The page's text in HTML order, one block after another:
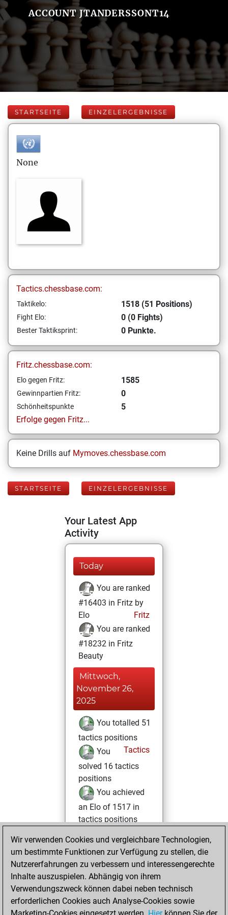
ACCOUNT JTANDERSSONT14
STARTSEITE EINZELERGEBNISSE
None
Tactics.chessbase.com:
Taktikelo: 1518 (51 Positions)
Fight Elo: 0 (0 Fights)
Bester Taktiksprint: 0 Punkte.
Fritz.chessbase.com:
Elo gegen Fritz: 1585
Gewinnpartien Fritz: 0
Schönheitspunkte
5
Erfolge gegen Fritz...
Keine Drills auf Mymoves.chessbase.com
STARTSEITE EINZELERGEBNISSE
Your Latest App
Activity
Today
You are ranked
#16403 in Fritz by
Elo
Fritz
You are ranked
#18232 in Fritz
Beauty
Mittwoch,
November 26,
2025
You totalled 51
tactics positions
Tactics
You
solved 16 tactics
positions
You achieved
an Elo of 1517 in
tactics positions
Montag,
November 24,
2025
You achieved a
BeautyScore of 5
Wir verwenden Cookies und vergleichbare Technologien,
um bestimmte Funktionen zur Verfügung zu stellen, die
Nutzererfahrungen zu verbessern und interessengerechte
Inhalte auszuspielen. Abhängig von ihrem
Verwendungszweck können dabei neben technisch
erforderlichen Cookies auch Analyse-Cookies sowie